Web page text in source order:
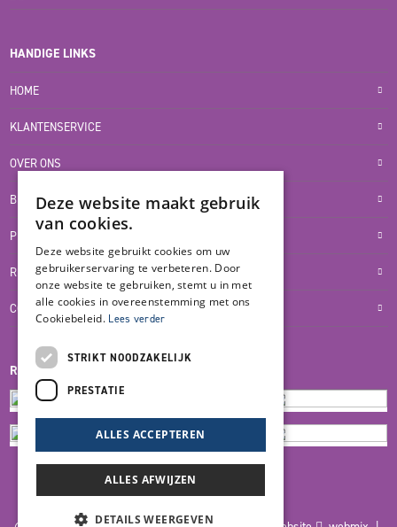
HANDIGE LINKS
HOME
KLANTENSERVICE
OVER ONS
BLOG
PRIVACYVERKLARING
RETOUR- EN TERUGBETALINGSBELEID
COOKIES
REVIEWMERK
Deze website maakt gebruik
van cookies.
Deze website gebruikt cookies om uw
gebruikerservaring te verbeteren. Door
onze website te gebruiken, stemt u in met
alle cookies in overeenstemming met ons
Cookiebeleid. Lees verder
STRIKT NOODZAKELIJK
PRESTATIE
ALLES ACCEPTEREN
ALLES AFWIJZEN
DETAILS WEERGEVEN